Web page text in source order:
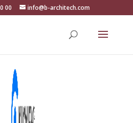
00 info@b-architech.com